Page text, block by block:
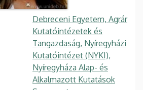
Debreceni Egyetem, Agrár
Kutatóintézetek és
Tangazdaság, Nyíregyházi
Kutatóintézet (NYKI),
Nyíregyháza Alap- és
Alkalmazott Kutatások